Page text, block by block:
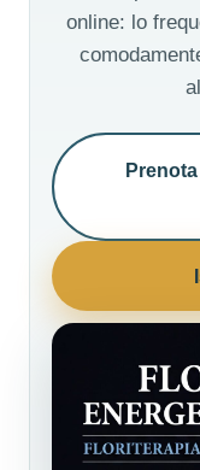
online: lo